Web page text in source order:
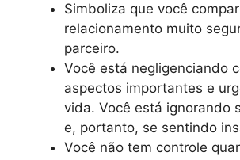
Simboliza que você
relacionamento muito
parceiro.
Você está negligenciando
aspectos importantes e
vida. Você está ignorando
e, portanto, se sentindo
Você não tem controle